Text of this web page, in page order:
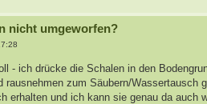
nicht umgeworfen?
- ich drücke die Schalen in den
rausnehmen zum Säubern/
erhalten und ich kann sie genau da auch